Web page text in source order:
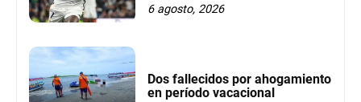
6 agosto, 2026
Dos fallecidos por ahogamiento
en período vacacional